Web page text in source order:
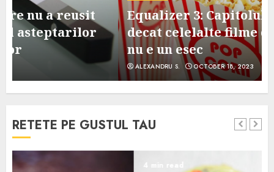
Equalizer 3: Capitolul final, mai slab
decat celelalte filme din serie, dar
nu e un esec
OCTOBER 18, 2023
RETETE PE GUSTUL TAU
4 min read